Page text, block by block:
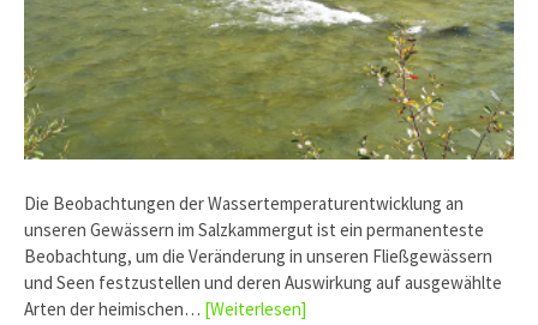
Die Beobachtungen der Wassertemperaturentwicklung an
unseren Gewässern im Salzkammergut ist ein permanenteste
Beobachtung, um die Veränderung in unseren Fließgewässern
und Seen festzustellen und deren Auswirkung auf ausgewählte
Arten der heimischen… [Weiterlesen]